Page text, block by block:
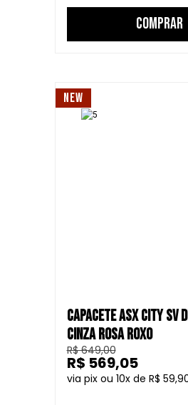
COMPRAR
NEW
CAPACETE ASX CITY SV
CINZA ROSA ROXO
R$ 649,00
10
R$
R$ 569,05